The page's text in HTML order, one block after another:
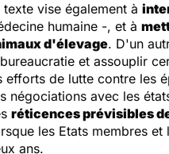
texte vise également à
humaine -, et à
d'élevage. D'un
et assouplir
efforts de lutte contre les
négociations avec les
réticences prévisibles
les Etats membres
ans.